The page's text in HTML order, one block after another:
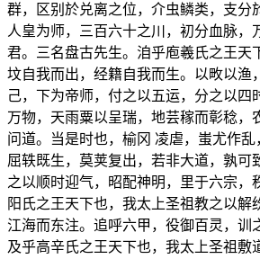
群，区别於兑离之位，介虫鳞类，支分
人皇为师，三百六十之川，初分血脉
君。三名盘古先生。洎乎庖羲氏之王
坟自我而出，经籍自我而生。以畋以渔
己，下为帝师，付之以五运，分之以
万物，天雨粟以呈瑞，地芸稼而彰稔
问道。当是时也，榆冈 凌虐，蚩尤作
屈轶既生，莫荚复出，若非大道，孰
之以顺时迎气，昭配神明，里于六宗
阳氏之王天下也，我太上圣祖教之以
江海而东注。追呼六甲，役御百灵，训
及乎高辛氏之王天下也，我太上圣祖